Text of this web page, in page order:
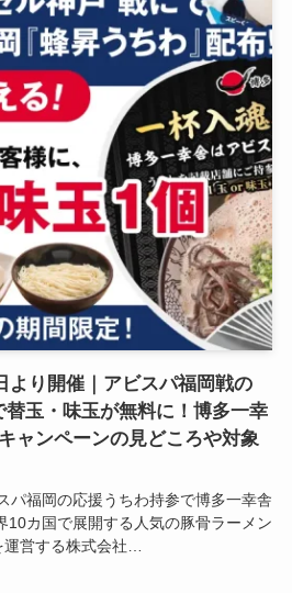
より開催｜アビスパ福岡戦の
替玉・味玉が無料に！博多一幸
ャンペーンの見どころや対象
パ福岡の応援うちわ持参で博多一幸舎
10カ国で展開する人気の豚骨ラーメン
営する株式会社…